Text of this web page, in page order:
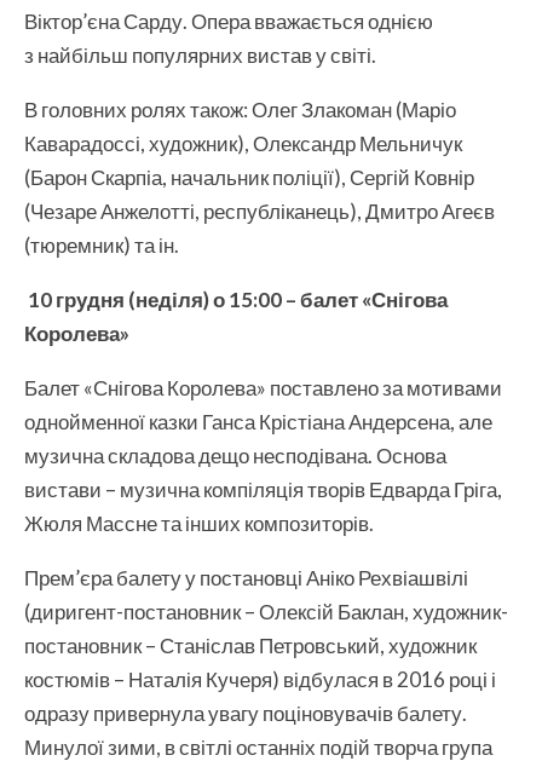
Віктор’єна Сарду. Опера вважається однією
з найбільш популярних вистав у світі.
В головних ролях також: Олег Злакоман (Маріо
Каварадоссі, художник), Олександр Мельничук
(Барон Скарпіа, начальник поліції), Сергій Ковнір
(Чезаре Анжелотті, республіканець), Дмитро Агеєв
(тюремник) та ін.
10 грудня (неділя) о 15:00 –балет «Снігова
Королева»
Балет «Снігова Королева» поставлено за мотивами
однойменної казки Ганса Крістіана Андерсена, але
музична складова дещо несподівана. Основа
вистави – музична компіляція творів Едварда Гріга,
Жюля Массне та інших композиторів.
Прем’єра балету у постановці Аніко Рехвіашвілі
(диригент-постановник – Олексій Баклан, художник-
постановник – Станіслав Петровський, художник
костюмів – Наталія Кучеря) відбулася в 2016 році і
одразу привернула увагу поціновувачів балету.
Минулої зими, в світлі останніх подій творча група